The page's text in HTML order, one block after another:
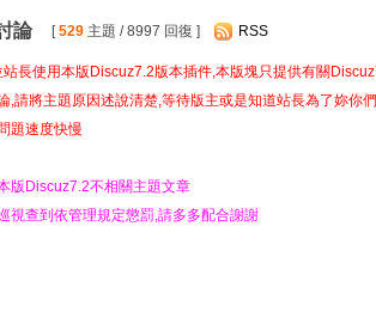
論 [529主題 / 8997 回復 ] RSS
站長使用本版Discuz7.2版本插件,本版塊只提供有關
,請將主題原因述說清楚,等待版主或是知道站長為了妳你
題速度快慢
版Discuz7.2不相關主題文章
視查到依管理規定懲罰,請多多配合謝謝